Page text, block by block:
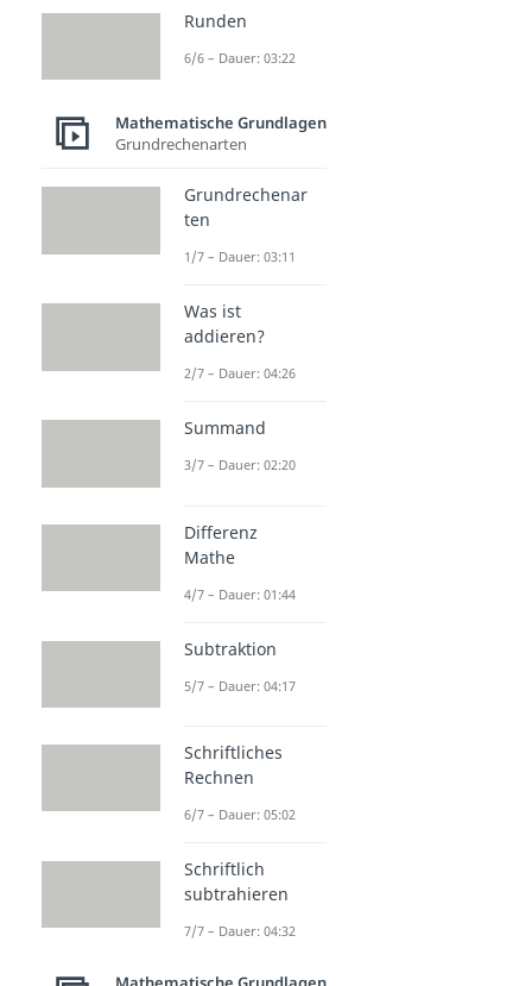
Runden
6/6 – Dauer: 03:22
Mathematische Grundlagen
Grundrechenarten
Grundrechenar
ten
1/7 – Dauer: 03:11
Was ist
addieren?
2/7 – Dauer: 04:26
Summand
3/7 – Dauer: 02:20
Differenz
Mathe
4/7 – Dauer: 01:44
Subtraktion
5/7 – Dauer: 04:17
Schriftliches
Rechnen
6/7 – Dauer: 05:02
Schriftlich
subtrahieren
7/7 – Dauer: 04:32